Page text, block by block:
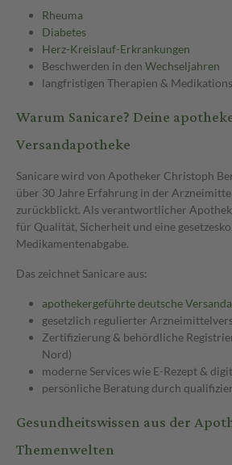
Rheuma
Diabetes
Herz-Kreislauf-Erkrankungen
Beschwerden in den Wechseljahren
langfristigen Therapien &
Warum Sanicare? Deine
Versandapotheke
Sanicare wird von Apotheker Christoph
über 30 Jahre Erfahrung in der
zurückblickt. Als verantwortlicher
für Qualität, Sicherheit und eine
Medikamentenabgabe.
Das zeichnet Sanicare aus:
apothekergeführte deutsche
gesetzlich regulierter
Zertifizierung & behördliche
Nord)
moderne Services wie E-Rezept &
persönliche Beratung durch
Gesundheitswissen aus der
Themenwelten